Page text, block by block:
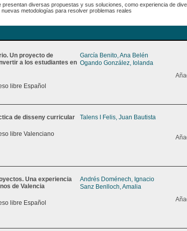
diversas propuestas y sus soluciones, como experiencia de
metodologías para resolver problemas reales
Un proyecto de
a los estudiantes en
libre Español
García Benito, Ana Belén
Ogando González, Iolanda
de disseny curricular
libre Valenciano
Talens I Felis, Juan Bautista
Una experiencia
de Valencia
libre Español
Andrés Doménech, Ignacio
Sanz Benlloch, Amalia